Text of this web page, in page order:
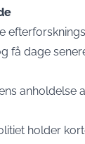
få dage
anholdelse
holder